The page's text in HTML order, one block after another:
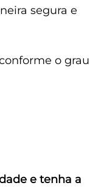
segura e
o grau
e tenha a